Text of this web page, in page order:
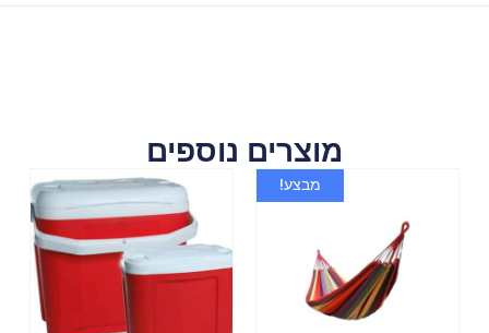
מוצרים נוספים
מבצע!